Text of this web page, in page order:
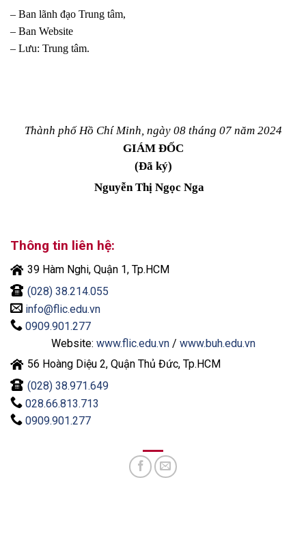
– Ban lãnh đạo Trung tâm,
– Ban Website
– Lưu: Trung tâm.
Thành phố Hồ Chí Minh, ngày 08 tháng 07 năm 2024
GIÁM ĐỐC
(Đã ký)
Nguyễn Thị Ngọc Nga
Thông tin liên hệ:
39 Hàm Nghi, Quận 1, Tp.HCM
(028) 38.214.055
info@flic.edu.vn
0909.901.277
Website: www.flic.edu.vn/ www.buh.edu.vn
56 Hoàng Diệu 2, Quận Thủ Đức, Tp.HCM
(028) 38.971.649
028.66.813.713
0909.901.277